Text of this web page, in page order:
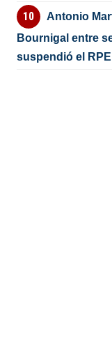
Antonio
Bournigal entre
suspendió el RPE